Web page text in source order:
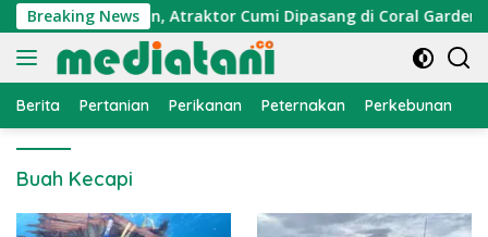
Langsung
ke
konten
Breaking News
Nelayan, Atraktor Cumi Dipasang di Coral Garden
Berita Pertanian Perikanan Peternakan Perkebunan
Buah Kecapi